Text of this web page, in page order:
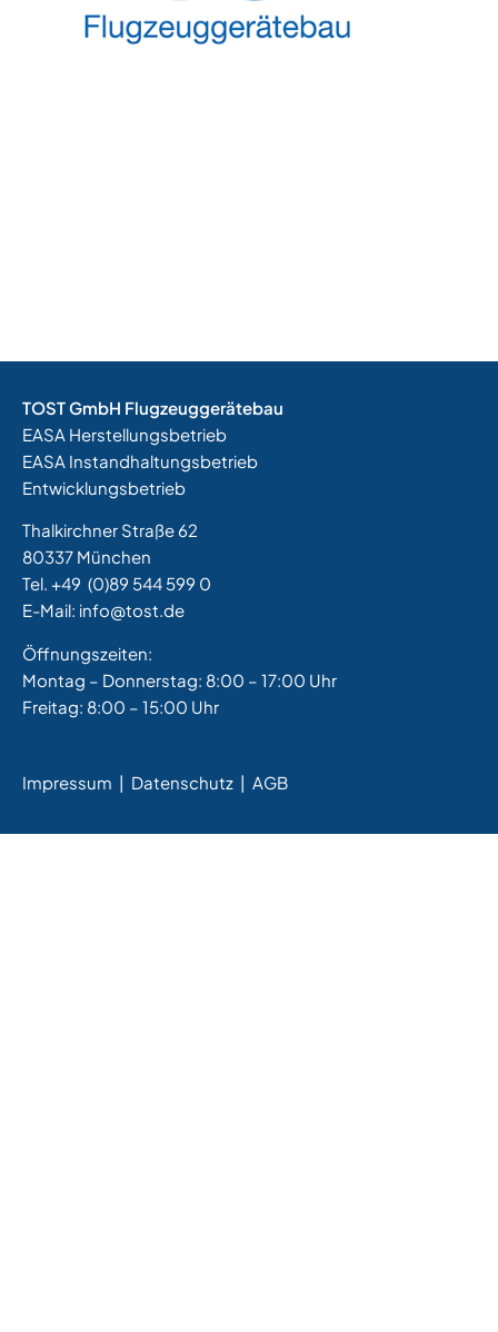
TOST GmbH Flugzeuggerätebau
EASA Herstellungsbetrieb
EASA Instandhaltungsbetrieb
Entwicklungsbetrieb
Thalkirchner Straße 62
80337 München
Tel. +49 (0)89 544 599 0
E-Mail: info@tost.de
Öffnungszeiten:
Montag – Donnerstag: 8:00 – 17:00 Uhr
Freitag: 8:00 – 15:00 Uhr
Impressum | Datenschutz | AGB